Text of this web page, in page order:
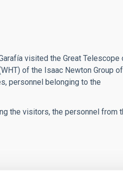
visited the Great Telescope
of the Isaac Newton Group of
personnel belonging to the
the visitors, the personnel from